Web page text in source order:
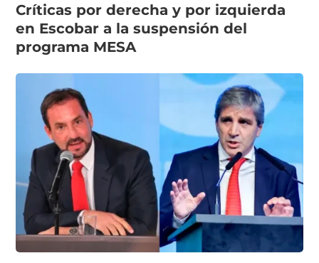
Críticas por derecha y por izquierda
en Escobar a la suspensión del
programa MESA